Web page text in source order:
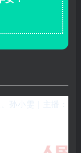
孙小雯 ｜主播：